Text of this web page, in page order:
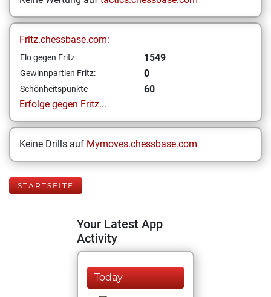
Fritz.chessbase.com:
Elo gegen Fritz: 1549
Gewinnpartien Fritz: 0
Schönheitspunkte
60
Erfolge gegen Fritz...
Keine Drills auf Mymoves.chessbase.com
STARTSEITE
Your Latest App
Activity
Today